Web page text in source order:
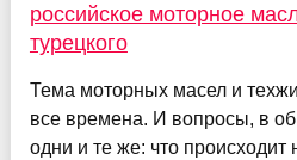
российское моторное
турецкого
Тема моторных масел и
все времена. И вопросы, в
одни и те же: что происходит